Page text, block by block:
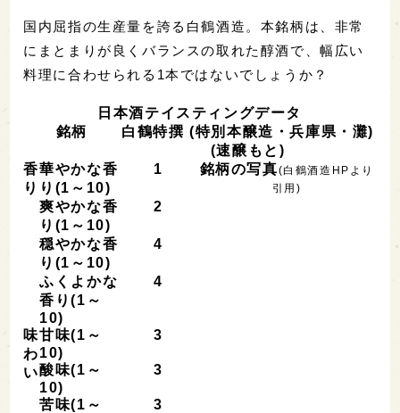
国内屈指の生産量を誇る白鶴酒造。本銘柄は、非常
にまとまりが良くバランスの取れた醇酒で、幅広い
料理に合わせられる1本ではないでしょうか？
日本酒テイスティングデータ
銘柄
白鶴特撰 (特別本醸造・兵庫県・灘)
(速醸もと)
香
り
華やかな香
り(1～10)
1 銘柄の写真(白鶴酒造HPより
引用)
爽やかな香
り(1～10)
2
穏やかな香
り(1～10)
4
ふくよかな
香り(1～
10)
4
味
わ
い
甘味(1～
10)
3
酸味(1～
10)
3
苦味(1～
3